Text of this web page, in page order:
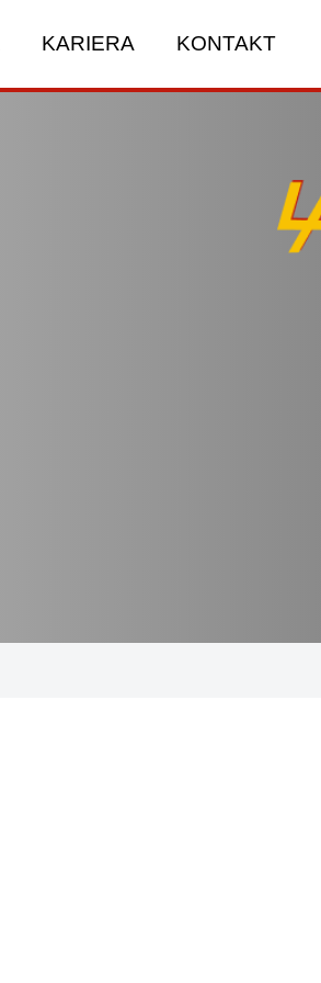
KARIERA KONTAKT